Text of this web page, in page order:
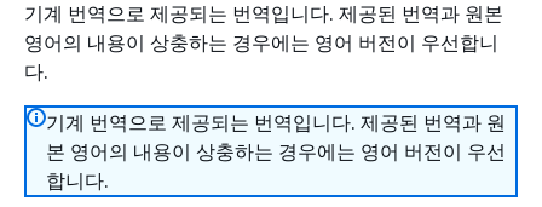
기계 번역으로 제공되는 번역입니다. 제공된 번역과 원본
영어의 내용이 상충하는 경우에는 영어 버전이 우선합니
다.
기계 번역으로 제공되는 번역입니다. 제공된 번역과 원
본 영어의 내용이 상충하는 경우에는 영어 버전이 우선
합니다.